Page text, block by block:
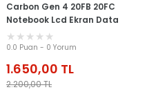
Carbon Gen 4 20FB 20FC
Notebook Lcd Ekran Data
Flex Kablosu
0.0 Puan - 0 Yorum
1.650,00 TL
2.200,00TL